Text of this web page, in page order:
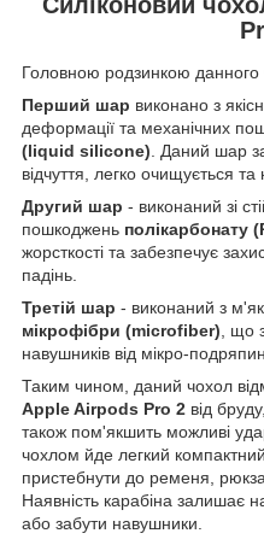
Головною родзинкою данного
Перший шар виконано з
деформації та механічних
(liquid silicone). Даний шар
відчуття, легко очищується та
Другий шар - виконаний зі
пошкоджень полікарбонату
жорсткості та забезпечує
падінь.
Третій шар - виконаний з
мікрофібри (microfiber), що
навушників від мікро-
Таким чином, даний чохол
Apple Airpods Pro 2 від
також пом'якшить можливі
чохлом йде легкий
пристебнути до ременя,
Наявність карабіна залишає
або забути навушники.